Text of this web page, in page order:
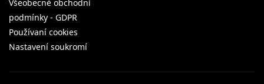
Všeobecné obchodní
podmínky - GDPR
Používaní cookies
Nastavení soukromí